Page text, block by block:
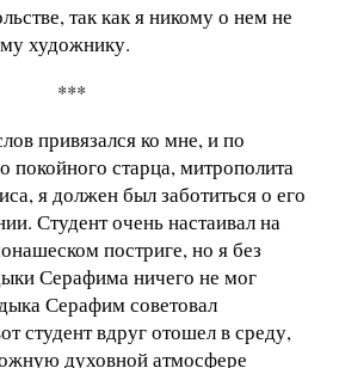
так как я никому о нем не
художнику.
***
привязался ко мне, и по
покойного старца, митрополита
я должен был заботиться о его
Студент очень настаивал на
постриге, но я без
Серафима ничего не мог
Серафим советовал
студент вдруг отошел в среду,
духовной атмосфере